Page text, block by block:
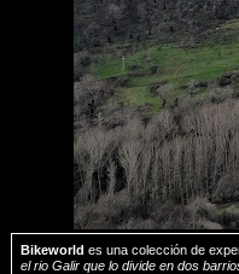
Bikeworld es una colección de
el rio Galir que lo divide en dos